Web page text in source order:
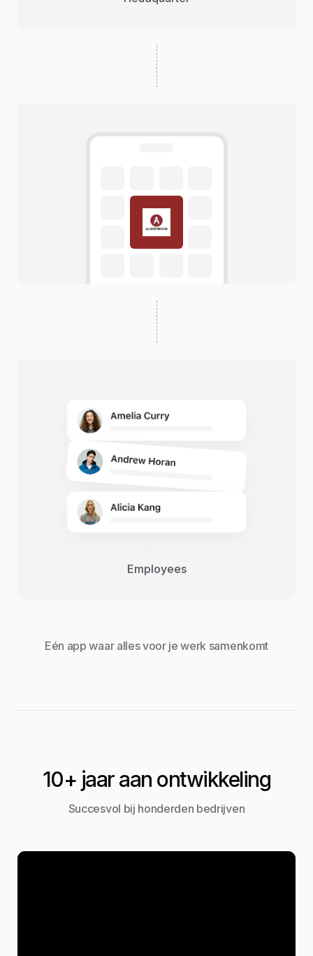
Employees
Eén app waar alles voor je werk samenkomt
10+ jaar aan ontwikkeling
Succesvol bij honderden bedrijven